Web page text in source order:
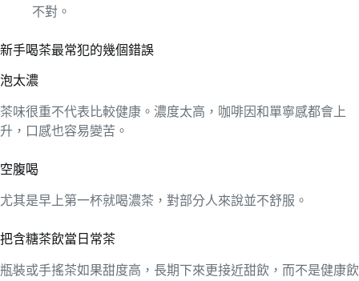
不對。
新手喝茶最常犯的幾個錯誤
泡太濃
茶味很重不代表比較健康。濃度太高，咖啡因和單寧感都會上
升，口感也容易變苦。
空腹喝
尤其是早上第一杯就喝濃茶，對部分人來說並不舒服。
把含糖茶飲當日常茶
瓶裝或手搖茶如果甜度高，長期下來更接近甜飲，而不是健康飲